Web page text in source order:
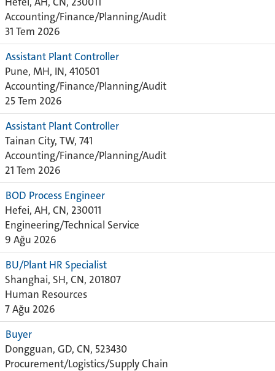
Accounting/Finance/Planning/Audit
31 Tem 2026
Assistant Plant Controller
Pune, MH, IN, 410501
Accounting/Finance/Planning/Audit
25 Tem 2026
Assistant Plant Controller
Tainan City, TW, 741
Accounting/Finance/Planning/Audit
21 Tem 2026
BOD Process Engineer
Hefei, AH, CN, 230011
Engineering/Technical Service
9 Ağu 2026
BU/Plant HR Specialist
Shanghai, SH, CN, 201807
Human Resources
7 Ağu 2026
Buyer
Dongguan, GD, CN, 523430
Procurement/Logistics/Supply Chain